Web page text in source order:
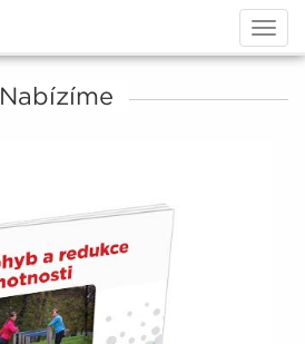
Nabízíme